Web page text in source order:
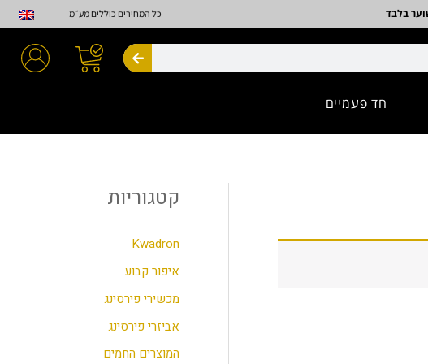
כל המחירים כוללים מע״מ
חיפוש
חד פעמיים
קטגוריות
Kwadron
איפור קבוע
מכשירי פירסינג
אביזרי פירסינג
המוצרים החמים